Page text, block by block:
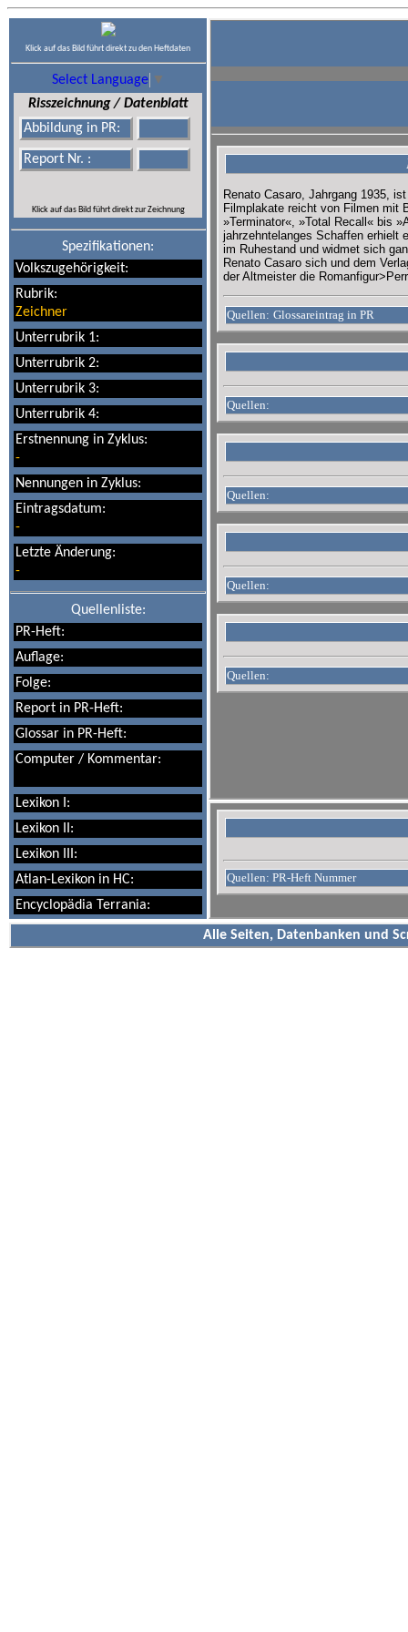
Klick auf das Bild führt direkt zu den Heftdaten
Select Language ▼
Risszeichnung / Datenblatt
Abbildung in PR:
Report Nr. :
Klick auf das Bild führt direkt zur Zeichnung
Spezifikationen:
Volkszugehörigkeit:
Rubrik:
Zeichner
Unterrubrik 1:
Unterrubrik 2:
Unterrubrik 3:
Unterrubrik 4:
Erstnennung in Zyklus:
-
Nennungen in Zyklus:
Eintragsdatum:
-
Letzte Änderung:
-
Quellenliste:
PR-Heft:
Auflage:
Folge:
Report in PR-Heft:
Glossar in PR-Heft:
Computer / Kommentar:
Lexikon I:
Lexikon II:
Lexikon III:
Atlan-Lexikon in HC:
Encyclopädia Terrania:
Renato Casaro, Jahrgang 1935,
Filmplakate reicht von Filmen mit
»Terminator«, »Total Recall« bis
jahrzehntelanges Schaffen erhielt
im Ruhestand und widmet sich
Renato Casaro sich und dem
der Altmeister die
Quellen: Glossareintrag in PR
Quellen:
Quellen:
Quellen:
Quellen:
Quellen: PR-Heft Nummer
Alle Seiten, Datenbanken und